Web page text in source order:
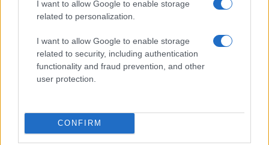
I want to allow Google to enable storage
related to personalization.
I want to allow Google to enable storage
related to security, including authentication
functionality and fraud prevention, and other
user protection.
CONFIRM
Salvatore Di Bartolo, 5 gennaio 2026
Nicolaporro.it è anche su Whatsapp. È
essere sempre aggiornati (gratis).